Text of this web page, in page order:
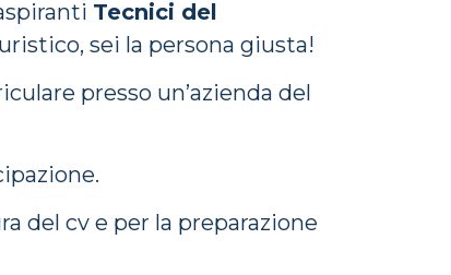
Tecnici del
sei la persona giusta!
presso un’azienda del
del cv e per la preparazione